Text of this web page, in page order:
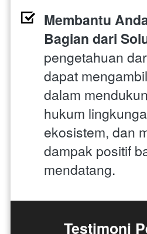
Membantu
Bagian dari
pengetahuan
dapat
dalam
hukum
ekosistem, dan
dampak positif
mendatang.
Testimoni